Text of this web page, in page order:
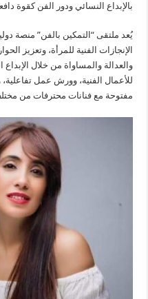
بالإبداع النسائي ودور الفن كقوة
يُعد ملتقى “التمكين بالفن” منصة
الإنجازات الفنية للمرأة، وتعزيز
والعدالة والمساواة من خلال
للأعمال الفنية، وورش عمل
مفتوحة مع فنانات محترفات من